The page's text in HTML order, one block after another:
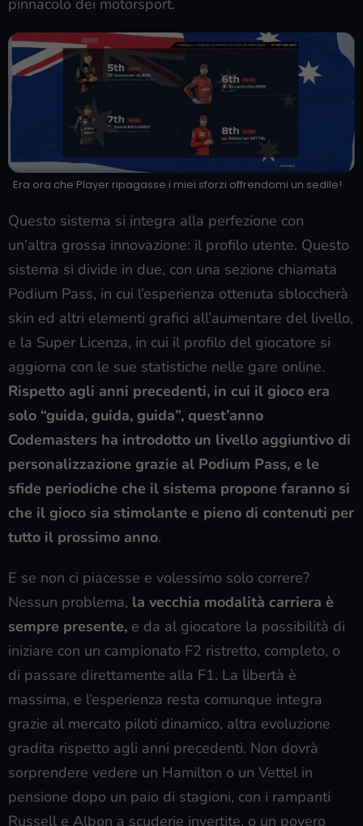
pinnacolo dei motorsport.
Era ora che Player ripagasse i miei sforzi offrendomi un sedile!
Questo sistema si integra alla perfezione con
un’altra grossa innovazione: il profilo utente. Questo
sistema si divide in due, con una sezione chiamata
Podium Pass, in cui l’esperienza ottenuta sbloccherà
skin ed altri elementi grafici all’aumentare del livello,
e la Super Licenza, in cui il profilo del giocatore si
aggiorna con le sue statistiche nelle gare online.
Rispetto agli anni precedenti, in cui il gioco era
solo “guida, guida, guida”, quest’anno
Codemasters ha introdotto un livello aggiuntivo di
personalizzazione grazie al Podium Pass, e le
sfide periodiche che il sistema propone faranno si
che il gioco sia stimolante e pieno di contenuti per
tutto il prossimo anno.
E se non ci piacesse e volessimo solo correre?
Nessun problema, la vecchia modalità carriera è
sempre presente, e da al giocatore la possibilità di
iniziare con un campionato F2 ristretto, completo, o
di passare direttamente alla F1. La libertà è
massima, e l’esperienza resta comunque integra
grazie al mercato piloti dinamico, altra evoluzione
gradita rispetto agli anni precedenti. Non dovrà
sorprendere vedere un Hamilton o un Vettel in
pensione dopo un paio di stagioni, con i rampanti
Russell e Albon a scuderie invertite, o un povero